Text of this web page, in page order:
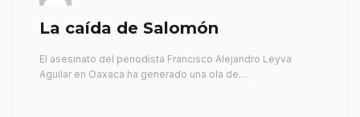
La caída de Salomón
El asesinato del periodista Francisco Alejandro Leyva
Aguilar en Oaxaca ha generado una ola de…